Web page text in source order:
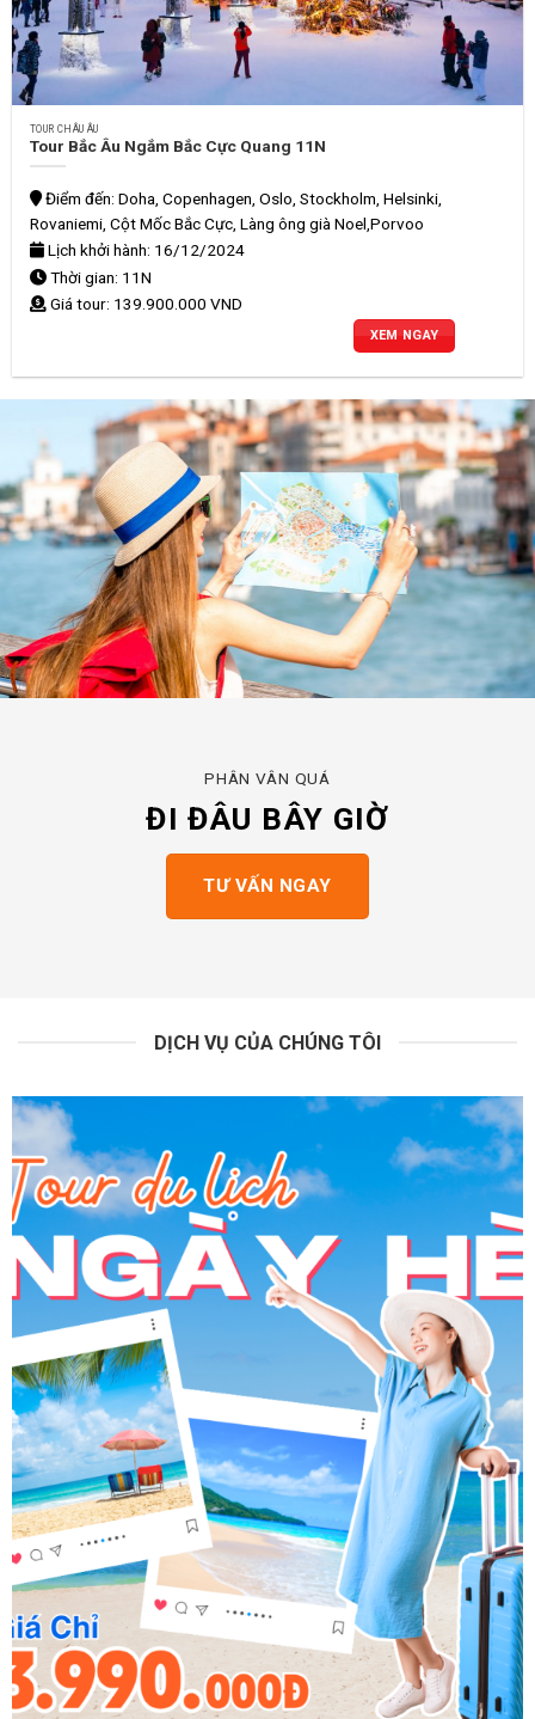
TOUR CHÂU ÂU
Tour Bắc Âu Ngắm Bắc Cực Quang 11N
Điểm đến: Doha, Copenhagen, Oslo, Stockholm, Helsinki,
Rovaniemi, Cột Mốc Bắc Cực, Làng ông già Noel,Porvoo
Lịch khởi hành: 16/12/2024
Thời gian: 11N
Giá tour: 139.900.000 VND
XEM NGAY
PHÂN VÂN QUÁ
ĐI ĐÂU BÂY GIỜ
TƯ VẤN NGAY
DỊCH VỤ CỦA CHÚNG TÔI